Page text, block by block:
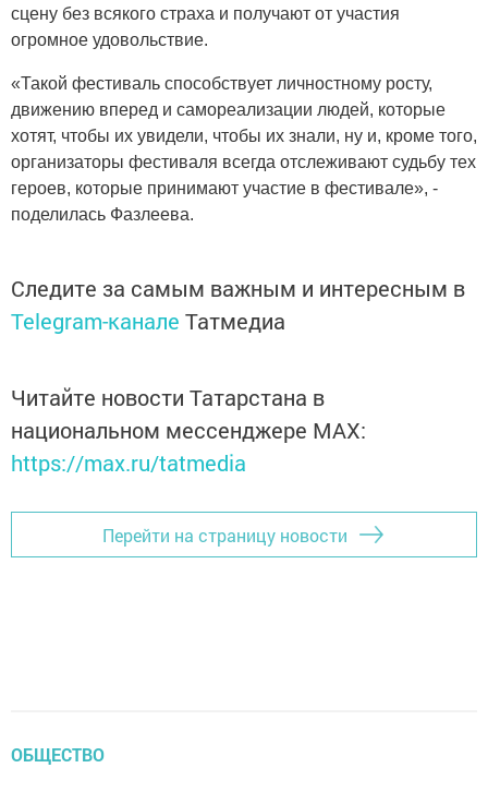
сцену без всякого страха и получают от участия
огромное удовольствие.
«Такой фестиваль способствует личностному росту,
движению вперед и самореализации людей, которые
хотят, чтобы их увидели, чтобы их знали, ну и, кроме того,
организаторы фестиваля всегда отслеживают судьбу тех
героев, которые принимают участие в фестивале», -
поделилась Фазлеева.
Следите за самым важным и интересным в
Telegram-канале Татмедиа
Читайте новости Татарстана в
национальном мессенджере MАХ:
https://max.ru/tatmedia
Перейти на страницу новости
ОБЩЕСТВО